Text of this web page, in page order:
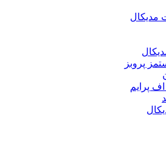
مدیکال
پروبز
پرایم